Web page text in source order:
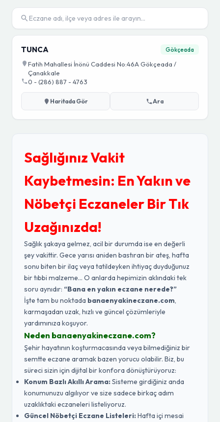
TUNCA Gökçeada
Fatih Mahallesi İnönü Caddesi No:46A Gökçeada /
Çanakkale
0 - (286) 887 - 4763
Haritada Gör Ara
Sağlığınız Vakit
Kaybetmesin: En Yakın ve
Nöbetçi Eczaneler Bir Tık
Uzağınızda!
Sağlık şakaya gelmez, acil bir durumda ise en değerli
şey vakittir. Gece yarısı aniden bastıran bir ateş, hafta
sonu biten bir ilaç veya tatildeyken ihtiyaç duyduğunuz
bir tıbbi malzeme... O anlarda hepimizin aklındaki tek
soru aynıdır: “Bana en yakın eczane nerede?”
İşte tam bu noktada banaenyakineczane.com,
karmaşadan uzak, hızlı ve güncel çözümleriyle
yardımınıza koşuyor.
Neden banaenyakineczane.com?
Şehir hayatının koşturmacasında veya bilmediğiniz bir
semtte eczane aramak bazen yorucu olabilir. Biz, bu
süreci sizin için dijital bir konfora dönüştürüyoruz:
Konum Bazlı Akıllı Arama:Sisteme girdiğiniz anda
konumunuzu algılıyor ve size sadece birkaç adım
uzaklıktaki eczaneleri listeliyoruz.
Güncel Nöbetçi Eczane Listeleri:Hafta içi mesai